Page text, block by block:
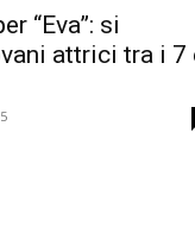
“Eva”: si
attrici tra i 7